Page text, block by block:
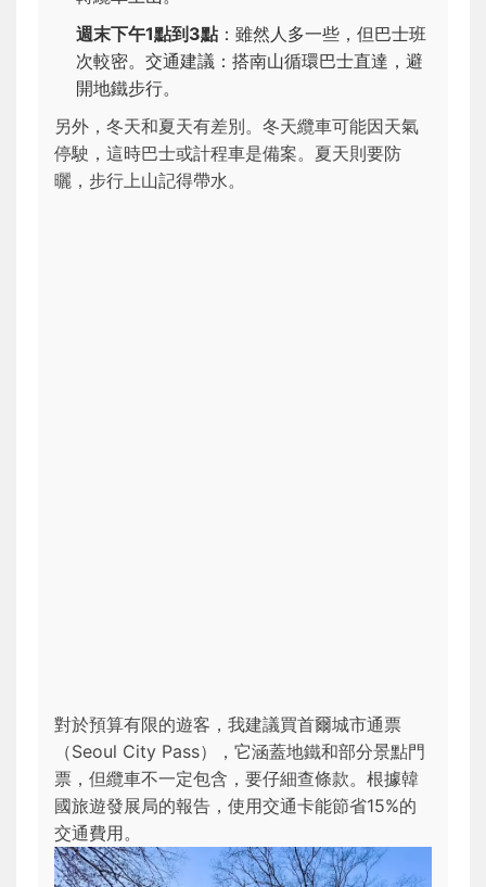
週末下午1點到3點 ：雖然人多一些，但巴士班
次較密。交通建議：搭南山循環巴士直達，避
開地鐵步行。
另外，冬天和夏天有差別。冬天纜車可能因天氣
停駛，這時巴士或計程車是備案。夏天則要防
曬，步行上山記得帶水。
對於預算有限的遊客，我建議買首爾城市通票
（Seoul City Pass），它涵蓋地鐵和部分景點門
票，但纜車不一定包含，要仔細查條款。根據韓
國旅遊發展局的報告，使用交通卡能節省15%的
交通費用。